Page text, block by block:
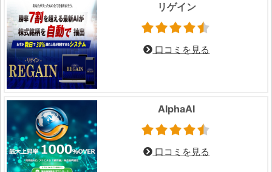
リゲイン
口コミを見る
AlphaAI
口コミを見る